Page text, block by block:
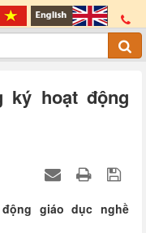
ký hoạt động
giáo dục nghề